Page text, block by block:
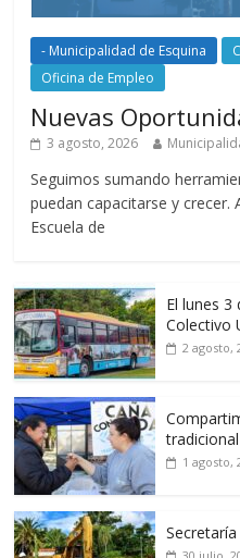
- Municipalidad de Esquina
Oficina de Empleo
Nuevas
3 agosto, 2026
Seguimos sumando
puedan capacitarse y crecer.
Escuela de
El lunes 3
Colectivo
2 agosto,
1 agosto,